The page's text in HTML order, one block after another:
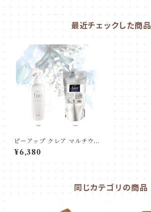
最近チェックした商品
ピーアップ クレア マルチウォ
ーター 500ml【正規品・㈱フ
ロンテ認証番号B627】
¥6,380
同じカテゴリの商品